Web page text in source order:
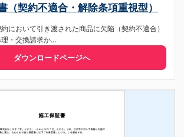
（契約不適合・解除条項重視型）
において引き渡された商品に欠陥（契約不適合）
・交換請求か...
ダウンロードページへ